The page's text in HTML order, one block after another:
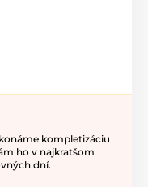
kompletizáciu
ho v najkratšom
dní.